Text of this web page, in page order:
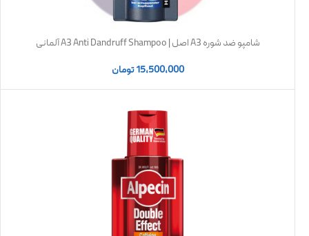
شامپو ضد شوره A3 اصل | A3 Anti Dandruff Shampoo آلمانی
15,500,000تومان